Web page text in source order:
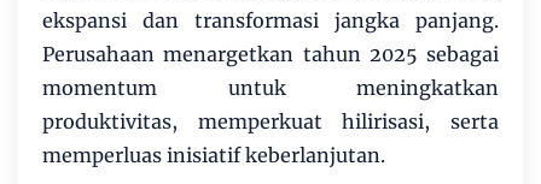
ekspansi dan transformasi jangka panjang.
Perusahaan menargetkan tahun 2025 sebagai
momentum untuk meningkatkan
produktivitas, memperkuat hilirisasi, serta
memperluas inisiatif keberlanjutan.